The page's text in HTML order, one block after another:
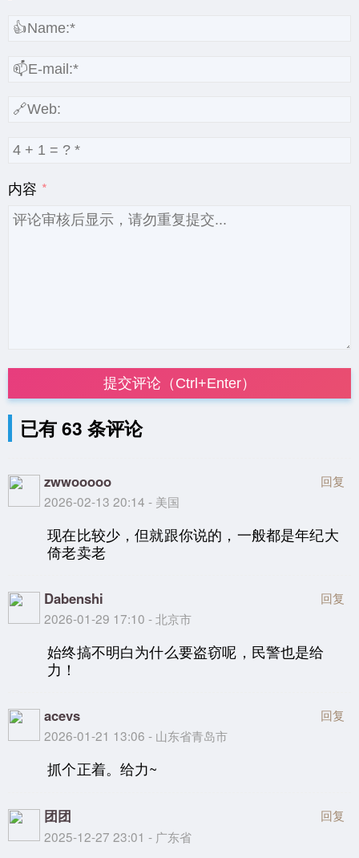
内容
提交评论（Ctrl+Enter）
已有 63 条评论
zwwooooo
2026-02-13 20:14 - 美国
回复
现在比较少，但就跟你说的，一般都是年纪大
倚老卖老
Dabenshi
2026-01-29 17:10 - 北京市
回复
始终搞不明白为什么要盗窃呢，民警也是给
力！
acevs
2026-01-21 13:06 - 山东省青岛市
回复
抓个正着。给力~
团团
2025-12-27 23:01 - 广东省
回复